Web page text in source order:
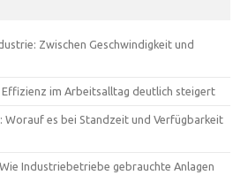
Zwischen Geschwindigkeit und
Effizienz im Arbeitsalltag deutlich steigert
Worauf es bei Standzeit und Verfügbarkeit
Industriebetriebe gebrauchte Anlagen